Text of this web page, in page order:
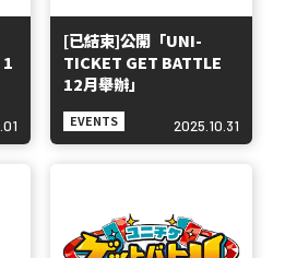
[已結束]公開「UNI-
TICKET GET BATTLE
12月舉辦」
EVENTS 2025.10.31